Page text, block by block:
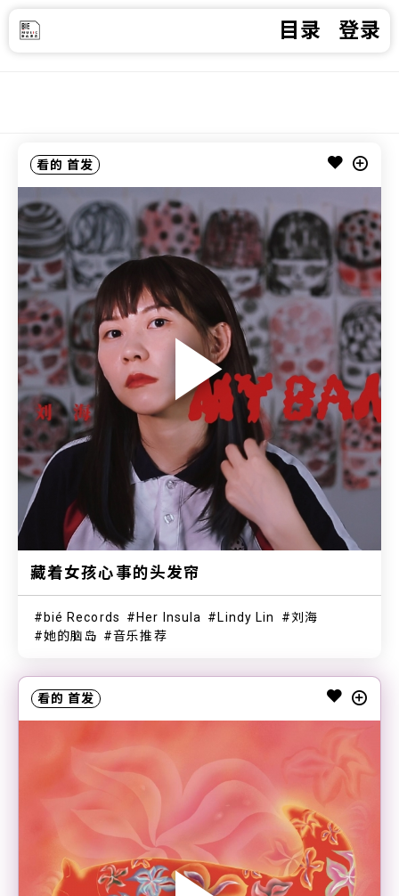
目录 登录
看的 首发
藏着女孩心事的头发帘
bié Records Her Insula Lindy Lin
刘海
她的脑岛
音乐推荐
看的 首发